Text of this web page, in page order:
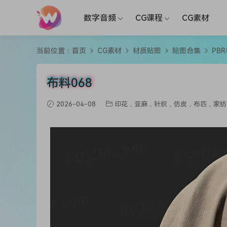
数字音频 CG课程 CG素材
当前位置： 首页 CG素材 材质贴图 贴图合集
布料068
2026-04-08 印花，亚麻，针织，仿皮，布匹，家